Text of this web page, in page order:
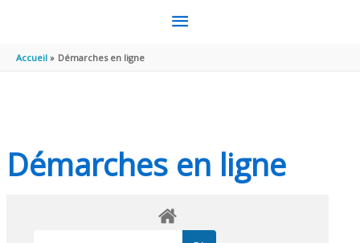
MENU
Accueil Démarches en ligne
Démarches en ligne